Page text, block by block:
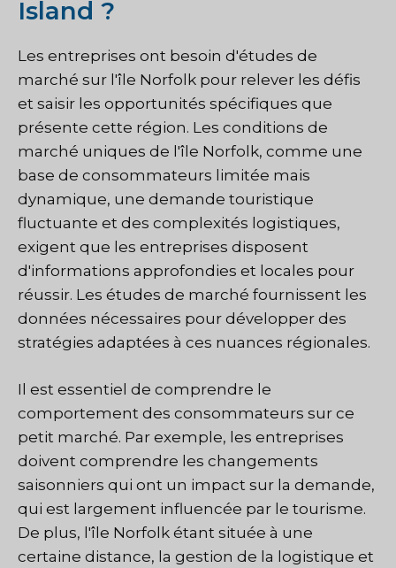
Island ?
Les entreprises ont besoin d'études de
marché sur l'île Norfolk pour relever les défis
et saisir les opportunités spécifiques que
présente cette région. Les conditions de
marché uniques de l'île Norfolk, comme une
base de consommateurs limitée mais
dynamique, une demande touristique
fluctuante et des complexités logistiques,
exigent que les entreprises disposent
d'informations approfondies et locales pour
réussir. Les études de marché fournissent les
données nécessaires pour développer des
stratégies adaptées à ces nuances régionales.
Il est essentiel de comprendre le
comportement des consommateurs sur ce
petit marché. Par exemple, les entreprises
doivent comprendre les changements
saisonniers qui ont un impact sur la demande,
qui est largement influencée par le tourisme.
De plus, l'île Norfolk étant située à une
certaine distance, la gestion de la logistique et